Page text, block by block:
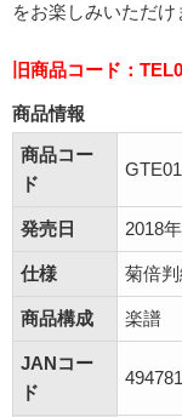
をお楽しみいただけ
旧商品コード：
商品情報
商品コー
ド
発売日 2018
仕様 菊倍
商品構成 楽譜
JANコー
ド